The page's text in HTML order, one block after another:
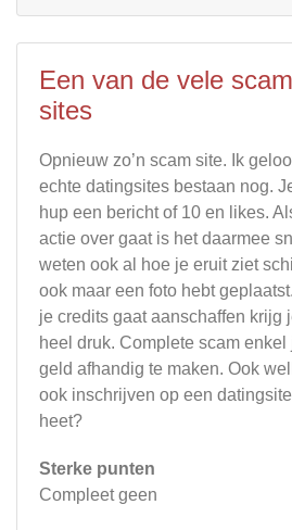
Een van de vele scam
sites
Opnieuw zo’n scam site. Ik
echte datingsites bestaan nog.
hup een bericht of 10 en likes.
actie over gaat is het daarmee
weten ook al hoe je eruit ziet
ook maar een foto hebt
je credits gaat aanschaffen krijg
heel druk. Complete scam enkel
geld afhandig te maken. Ook
ook inschrijven op een datingsite
heet?
Sterke punten
Compleet geen